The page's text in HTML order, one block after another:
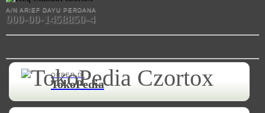
A/N ARIEF DAYU PERDANA
900-00-1458850-4
ORDER DI
TokoPedia